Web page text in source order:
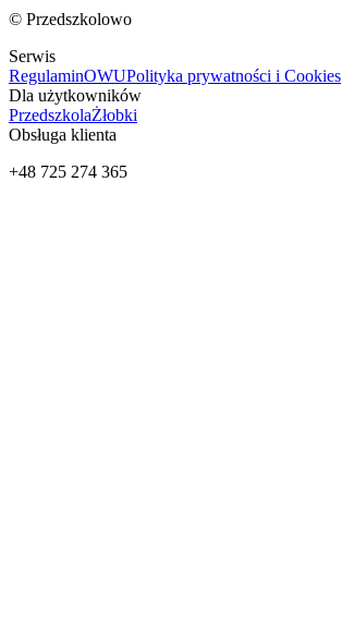
© Przedszkolowo
Serwis
RegulaminOWUPolityka prywatności i Cookies
Dla użytkowników
PrzedszkolaŻłobki
Obsługa klienta
+48 725 274 365